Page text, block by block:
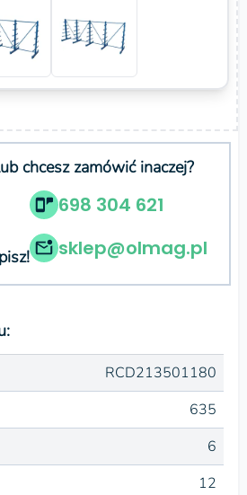
chcesz zamówić inaczej?
698 304 621
sklep@olmag.pl
RCD213501180
635
6
12